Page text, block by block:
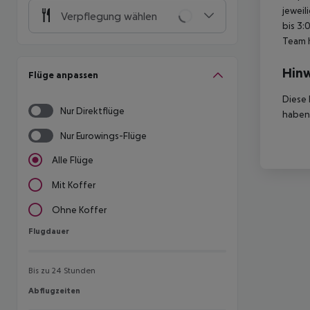
Verpflegung wählen
Flüge anpassen
Nur Direktflüge
Nur Eurowings-Flüge
Alle Flüge
Mit Koffer
Ohne Koffer
Flugdauer
Flugdauer
Bis zu 24 Stunden
Abflugzeiten
Abflugzeiten
bis
Team
Diese